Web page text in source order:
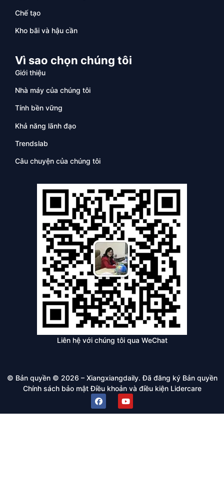
Chế tạo
Kho bãi và hậu cần
Vì sao chọn chúng tôi
Giới thiệu
Nhà máy của chúng tôi
Tính bền vững
Khả năng lãnh đạo
Trendslab
Câu chuyện của chúng tôi
Liên hệ với chúng tôi qua WeChat
© Bản quyền © 2026 – Xiangxiangdaily. Đã đăng ký Bản quyền
Chính sách bảo mật Điều khoản và điều kiện Lidercare